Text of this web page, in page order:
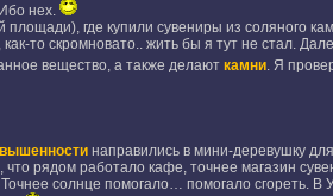
нех.
площади), где купили сувениры из соляного
то скромновато.. жить бы я тут не стал.
вещество, а также делают камни. Я
направились в мини-деревушку
рядом работало кафе, точнее магазин
солнце помогало… помогало сгореть.